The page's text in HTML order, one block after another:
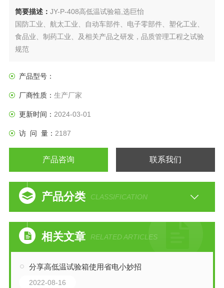
简要描述： JY-P-408高低温试验箱,选巨怡
国防工业、航太工业、自动车部件、电子零部件、塑化工业、
食品业、制药工业、及相关产品之研发，品质管理工程之试验
规范
产品型号：
厂商性质： 生产厂家
更新时间： 2024-03-01
访 问 量： 2187
产品咨询 联系我们
产品分类 CLASSIFICATION
相关文章 RELATED ARTICLES
分享高低温试验箱使用省电小妙招
2022-08-16